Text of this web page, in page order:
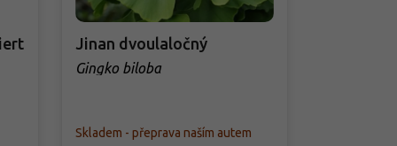
Jinan dvoulaločný
Gingko biloba
Skladem - přeprava naším autem